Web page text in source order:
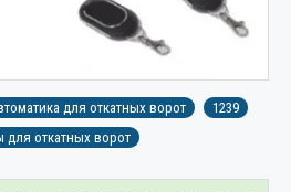
для откатных ворот
1239
откатных ворот